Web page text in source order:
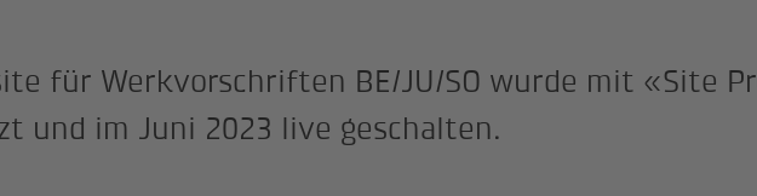
für Werkvorschriften BE/JU/SO wurde mit «Site
und im Juni 2023 live geschalten.